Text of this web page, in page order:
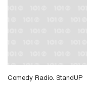
Comedy Radio. StandUP